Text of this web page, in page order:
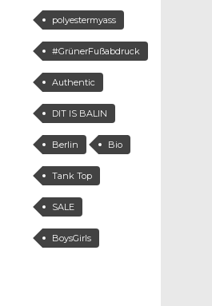
polyestermyass
#GrünerFußabdruck
Authentic
DIT IS BALIN
Berlin Bio
Tank Top
SALE
BoysGirls